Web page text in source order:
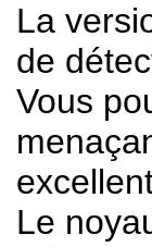
La
de
Vous
Le